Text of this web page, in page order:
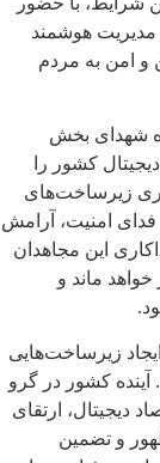
مدیریت هوشمند
و امن به مردم
شهدای بخش
کشور را
زیرساخت‌های
امنیت، آرامش
این مجاهدان
ماند و
زیرساخت‌هایی
آینده کشور در گرو
دیجیتال، ارتقای
و تضمین